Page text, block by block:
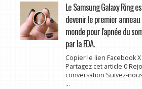
Le Samsung Galaxy Ring
devenir le premier
monde pour l'apnée du
par la FDA.
Copier le lien Facebook
Partagez cet article 0
conversation Suivez-
...